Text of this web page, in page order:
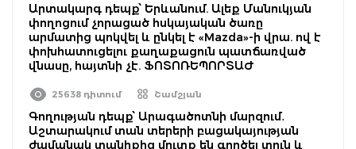
Արտակարգ դեպք՝ Երևանում. Ալեք Մանուկյան
փողոցում չորացած հսկայական ծառը
արմատից պոկվել և ընկել է «Mazda»-ի վրա. ով է
փոխհատուցելու քաղաքացուն պատճառված
վնասը, հայտնի չէ. ՖՈՏՈՌԵՊՈՐՏԱԺ
25638 դիտում Շամշյան
Գողության դեպք՝ Արագածոտնի մարզում․
Աշտարակում տան տերերի բացակայության
ժամանակ տանիքից մուտք են գործել տուն և